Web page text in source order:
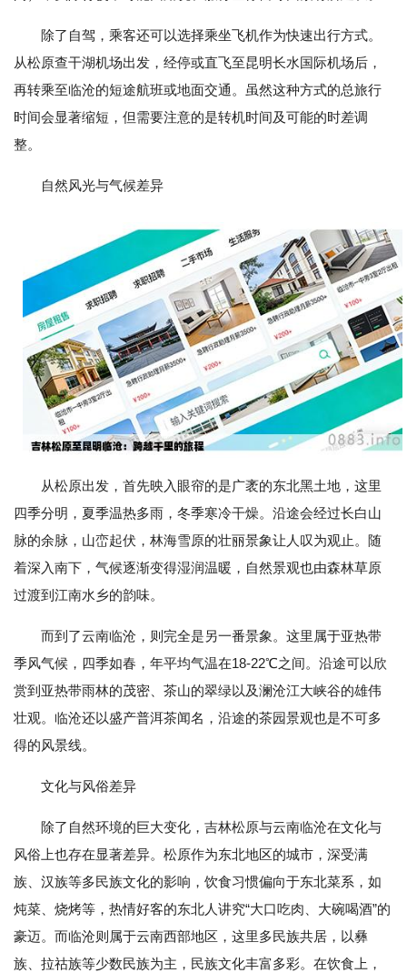
除了自驾，乘客还可以选择乘坐飞机作为快速出行方式。
从松原查干湖机场出发，经停或直飞至昆明长水国际机场后，
再转乘至临沧的短途航班或地面交通。虽然这种方式的总旅行
时间会显著缩短，但需要注意的是转机时间及可能的时差调
整。
自然风光与气候差异
从松原出发，首先映入眼帘的是广袤的东北黑土地，这里
四季分明，夏季温热多雨，冬季寒冷干燥。沿途会经过长白山
脉的余脉，山峦起伏，林海雪原的壮丽景象让人叹为观止。随
着深入南下，气候逐渐变得湿润温暖，自然景观也由森林草原
过渡到江南水乡的韵味。
而到了云南临沧，则完全是另一番景象。这里属于亚热带
季风气候，四季如春，年平均气温在18-22℃之间。沿途可以欣
赏到亚热带雨林的茂密、茶山的翠绿以及澜沧江大峡谷的雄伟
壮观。临沧还以盛产普洱茶闻名，沿途的茶园景观也是不可多
得的风景线。
文化与风俗差异
除了自然环境的巨大变化，吉林松原与云南临沧在文化与
风俗上也存在显著差异。松原作为东北地区的城市，深受满
族、汉族等多民族文化的影响，饮食习惯偏向于东北菜系，如
炖菜、烧烤等，热情好客的东北人讲究“大口吃肉、大碗喝酒”的
豪迈。而临沧则属于云南西部地区，这里多民族共居，以彝
族、拉祜族等少数民族为主，民族文化丰富多彩。在饮食上，